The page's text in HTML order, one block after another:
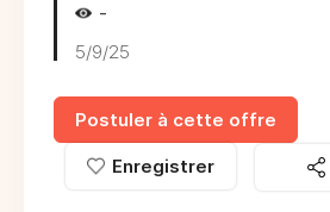
-
5/9/25
Postuler à cette offre
Enregistrer